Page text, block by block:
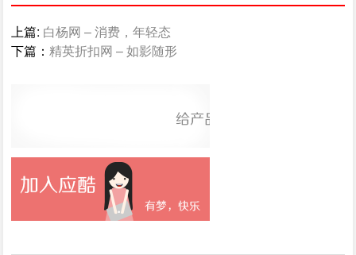
上篇: 白杨网 – 消费，年轻态
下篇：精英折扣网 – 如影随形